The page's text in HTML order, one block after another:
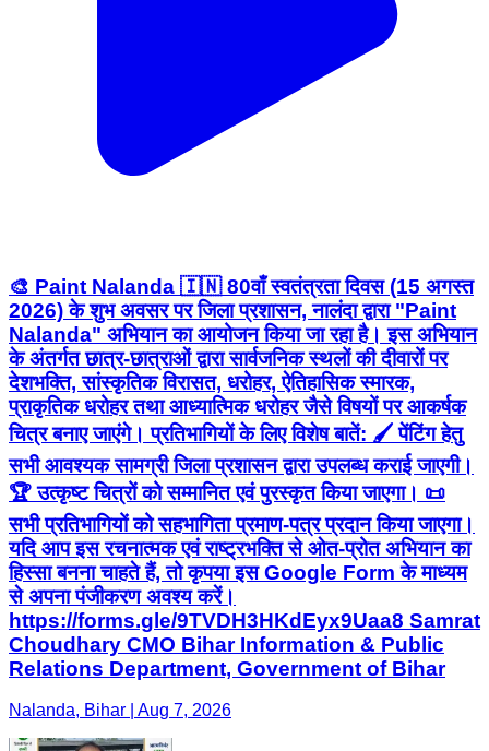
🎨 Paint Nalanda 🇮🇳 80वाँ स्वतंत्रता दिवस (15 अगस्त
2026) के शुभ अवसर पर जिला प्रशासन, नालंदा द्वारा "Paint
Nalanda" अभियान का आयोजन किया जा रहा है। इस अभियान
के अंतर्गत छात्र-छात्राओं द्वारा सार्वजनिक स्थलों की दीवारों पर
देशभक्ति, सांस्कृतिक विरासत, धरोहर, ऐतिहासिक स्मारक,
प्राकृतिक धरोहर तथा आध्यात्मिक धरोहर जैसे विषयों पर आकर्षक
चित्र बनाए जाएंगे। प्रतिभागियों के लिए विशेष बातें: 🖌️ पेंटिंग हेतु
सभी आवश्यक सामग्री जिला प्रशासन द्वारा उपलब्ध कराई जाएगी।
🏆 उत्कृष्ट चित्रों को सम्मानित एवं पुरस्कृत किया जाएगा। 📜
सभी प्रतिभागियों को सहभागिता प्रमाण-पत्र प्रदान किया जाएगा।
यदि आप इस रचनात्मक एवं राष्ट्रभक्ति से ओत-प्रोत अभियान का
हिस्सा बनना चाहते हैं, तो कृपया इस Google Form के माध्यम
से अपना पंजीकरण अवश्य करें।
https://forms.gle/9TVDH3HKdEyx9Uaa8 Samrat
Choudhary CMO Bihar Information & Public
Relations Department, Government of Bihar
Nalanda, Bihar | Aug 7, 2026